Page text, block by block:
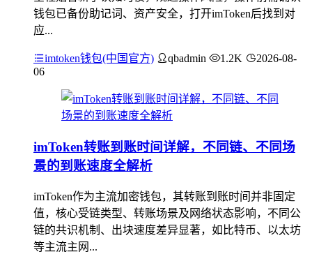
钱包已备份助记词、资产安全，打开imToken后找到对
应...
imtoken钱包(中国官方) qbadmin 1.2K
2026-08-
06
imToken转账到账时间详解，不同链、不同场
景的到账速度全解析
imToken作为主流加密钱包，其转账到账时间并非固定
值，核心受链类型、转账场景及网络状态影响，不同公
链的共识机制、出块速度差异显著，如比特币、以太坊
等主流主网...